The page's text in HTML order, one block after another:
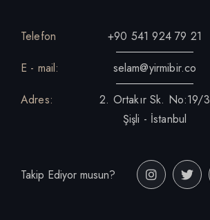
Telefon
+90 541 924 79 21
E - mail:
selam@yirmibir.co
Adres:
2. Ortakır Sk. No:19/3
Şişli - İstanbul
Takip Ediyor musun?